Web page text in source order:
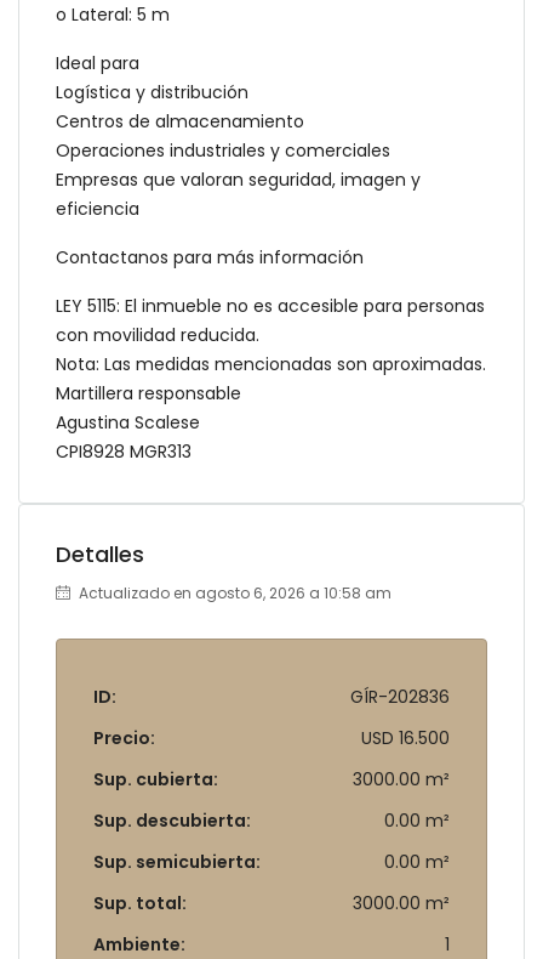
o Lateral: 5 m
Ideal para
Logística y distribución
Centros de almacenamiento
Operaciones industriales y comerciales
Empresas que valoran seguridad, imagen y
eficiencia
Contactanos para más información
LEY 5115: El inmueble no es accesible para personas
con movilidad reducida.
Nota: Las medidas mencionadas son aproximadas.
Martillera responsable
Agustina Scalese
CPI8928 MGR313
Detalles
Actualizado en agosto 6, 2026 a 10:58 am
ID:
GÍR-202836
Precio:
USD 16.500
Sup. cubierta:
3000.00 m²
Sup. descubierta:
0.00 m²
Sup. semicubierta:
0.00 m²
Sup. total:
3000.00 m²
Ambiente:
1